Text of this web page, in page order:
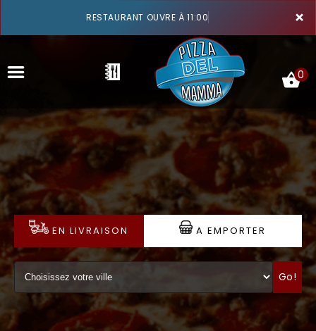
×
RESTAURANT OUVRE À 11:00
ACCUEIL
LA CARTE
VOTRE COMPTE
NOTRE RESTAURANT
VOS AVIS
MENTIONS LÉGALES
0
EN LIVRAISON A EMPORTER
Go!